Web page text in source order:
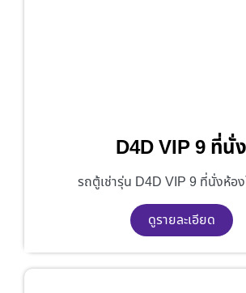
D4D VIP 9 ที่นั่ง
รถตู้เช่ารุ่น D4D VIP 9 ที่นั่งห้อ
ดูรายละเอียด